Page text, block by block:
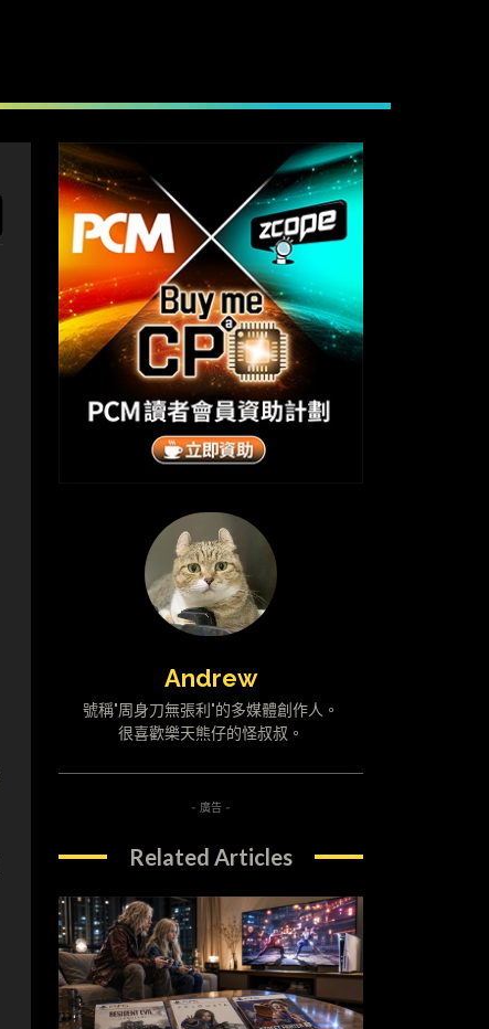
Andrew
號稱"周身刀無張利"的多媒體創作人。
很喜歡樂天熊仔的怪叔叔。
- 廣告 -
Related Articles